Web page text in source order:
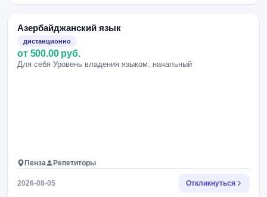
Азербайджанский язык
дистанционно
от 500.00 руб.
Для себя Уровень владения языком: начальный
Пенза Репетиторы
2026-08-05 Откликнуться